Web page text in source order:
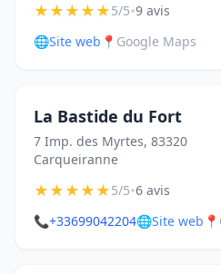
★★★★★5/5•9 avis
🌐Site web 📍 Google Maps
La Bastide du Fort
7 Imp. des Myrtes, 83320
Carqueiranne
★★★★★5/5•6 avis
📞+33699042204🌐Site web 📍